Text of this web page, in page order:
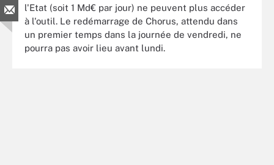
l'Etat (soit 1 Md€ par jour) ne peuvent plus accéder
à l'outil. Le redémarrage de Chorus, attendu dans
un premier temps dans la journée de vendredi, ne
pourra pas avoir lieu avant lundi.